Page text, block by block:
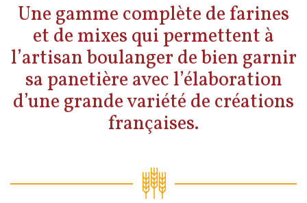
Une gamme complète de farines
et de mixes qui permettent à
l’artisan boulanger de bien garnir
sa panetière avec l’élaboration
d’une grande variété de créations
françaises.